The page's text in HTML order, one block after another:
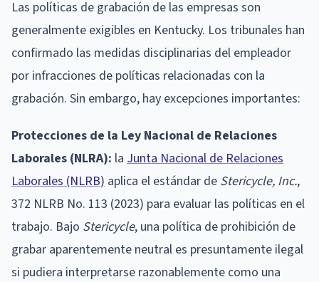
Las políticas de grabación de las empresas son
generalmente exigibles en Kentucky. Los tribunales han
confirmado las medidas disciplinarias del empleador
por infracciones de políticas relacionadas con la
grabación. Sin embargo, hay excepciones importantes:
Protecciones de la Ley Nacional de Relaciones
Laborales (NLRA): la Junta Nacional de Relaciones
Laborales (NLRB) aplica el estándar de Stericycle, Inc.,
372 NLRB No. 113 (2023) para evaluar las políticas en el
trabajo. Bajo Stericycle, una política de prohibición de
grabar aparentemente neutral es presuntamente ilegal
si pudiera interpretarse razonablemente como una